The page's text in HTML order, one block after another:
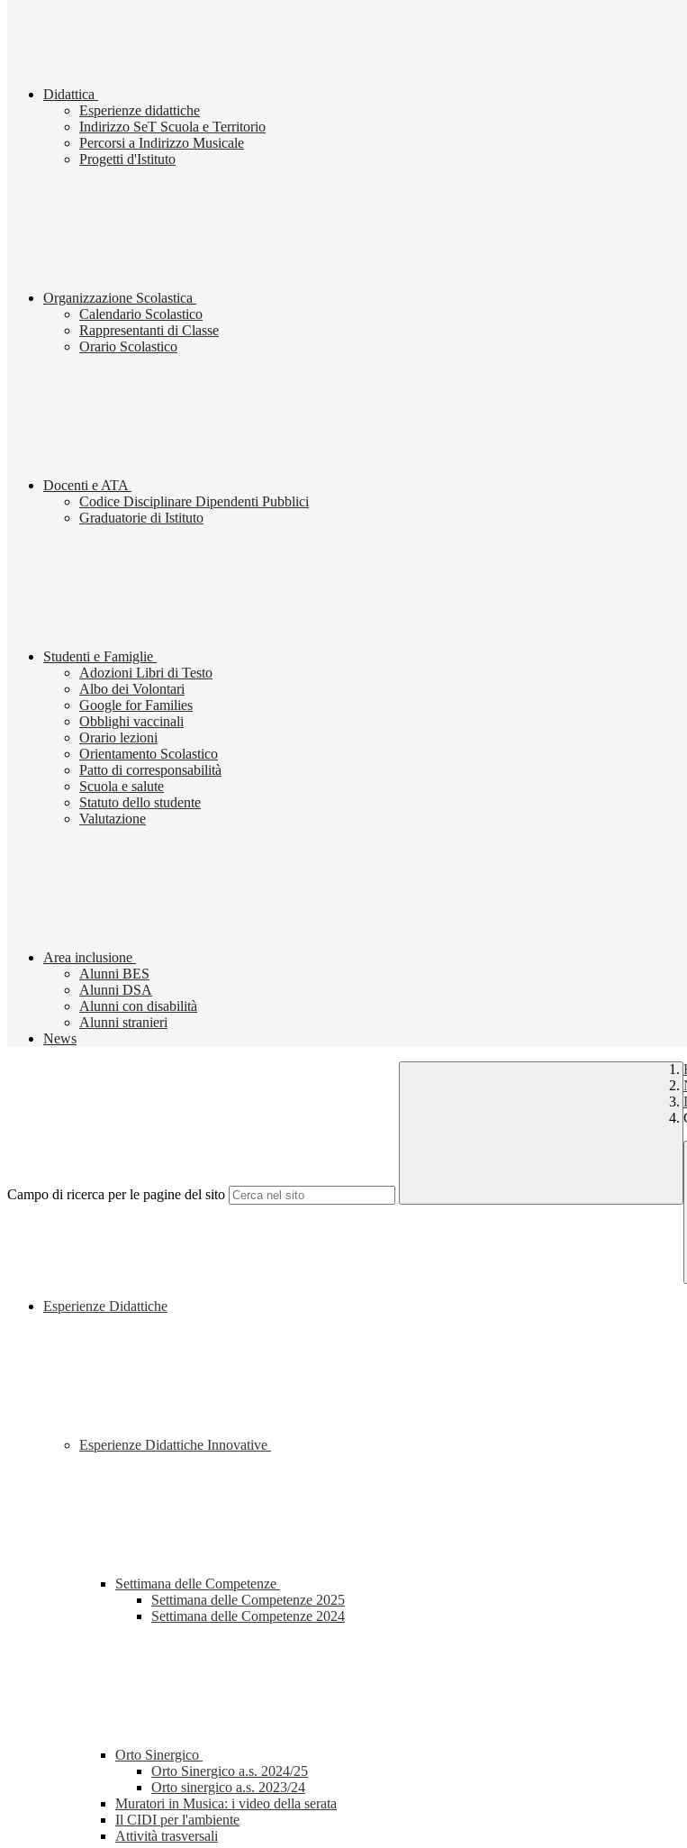
Didattica
Esperienze didattiche
Indirizzo SeT Scuola e Territorio
Percorsi a Indirizzo Musicale
Progetti d'Istituto
Organizzazione Scolastica
Calendario Scolastico
Rappresentanti di Classe
Orario Scolastico
Docenti e ATA
Codice Disciplinare Dipendenti Pubblici
Graduatorie di Istituto
Studenti e Famiglie
Adozioni Libri di Testo
Albo dei Volontari
Google for Families
Obblighi vaccinali
Orario lezioni
Orientamento Scolastico
Patto di corresponsabilità
Scuola e salute
Statuto dello studente
Valutazione
Area inclusione
Alunni BES
Alunni DSA
Alunni con disabilità
Alunni stranieri
News
Campo di ricerca per le pagine del sito
Esperienze Didattiche
Esperienze Didattiche Innovative
Settimana delle Competenze
Settimana delle Competenze 2025
Settimana delle Competenze 2024
Orto Sinergico
Orto Sinergico a.s. 2024/25
Orto sinergico a.s. 2023/24
Muratori in Musica: i video della serata
Il CIDI per l'ambiente
Attività trasversali